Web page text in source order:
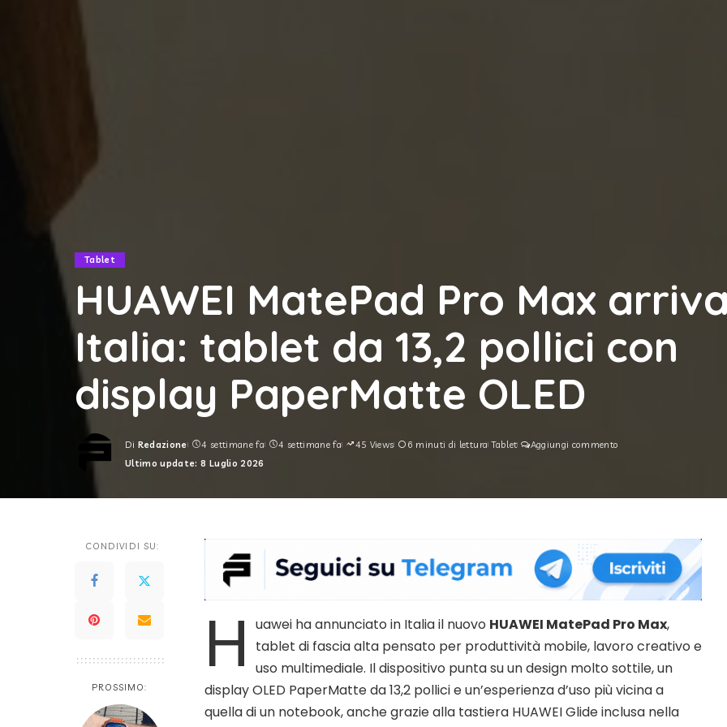
Tablet
HUAWEI MatePad Pro Max
Italia: tablet da 13,2 pollici con
display PaperMatte OLED
Posted
by
Di Redazione 4 settimane fa 4 settimane fa 45 Views 6 minuti di lettura Tablet
Aggiungi commento
Ultimo update: 8 Luglio 2026
CONDIVIDI SU:
PROSSIMO: H uawei ha annunciato in Italia il nuovo HUAWEI MatePad Pro Max,
tablet di fascia alta pensato per produttività mobile, lavoro creativo e
uso multimediale. Il dispositivo punta su un design molto sottile, un
display OLED PaperMatte da 13,2 pollici e un’esperienza d’uso più vicina a
quella di un notebook, anche grazie alla tastiera HUAWEI Glide inclusa nella